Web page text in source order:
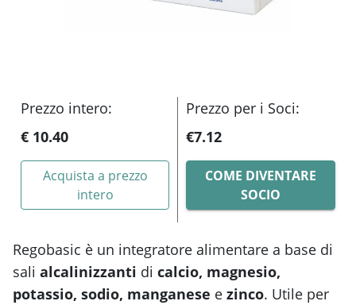
Prezzo intero:
€ 10.40
Acquista a prezzo
intero
Prezzo per i Soci:
€7.12
COME DIVENTARE
SOCIO
Regobasic è un integratore alimentare a base di
sali alcalinizzanti di calcio, magnesio,
potassio, sodio, manganese e zinco. Utile per